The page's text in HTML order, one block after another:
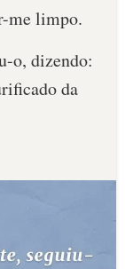
me limpo.
o, dizendo:
da